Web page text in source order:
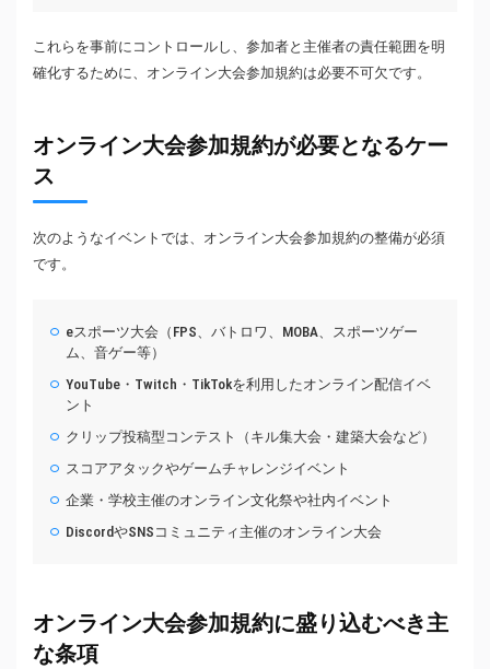
これらを事前にコントロールし、参加者と主催者の責任範囲を明
確化するために、オンライン大会参加規約は必要不可欠です。
オンライン大会参加規約が必要となるケー
ス
次のようなイベントでは、オンライン大会参加規約の整備が必須
です。
eスポーツ大会（FPS、バトロワ、MOBA、スポーツゲー
ム、音ゲー等）
YouTube・Twitch・TikTokを利用したオンライン配信イベ
ント
クリップ投稿型コンテスト（キル集大会・建築大会など）
スコアアタックやゲームチャレンジイベント
企業・学校主催のオンライン文化祭や社内イベント
DiscordやSNSコミュニティ主催のオンライン大会
オンライン大会参加規約に盛り込むべき主
な条項